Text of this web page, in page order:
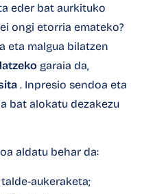
eder bat aurkituko
ongi etorria emateko?
eta malgua bilatzen
garaia da,
. Inpresio sendoa eta
bat alokatu dezakezu
aldatu behar da:
aukeraketa;